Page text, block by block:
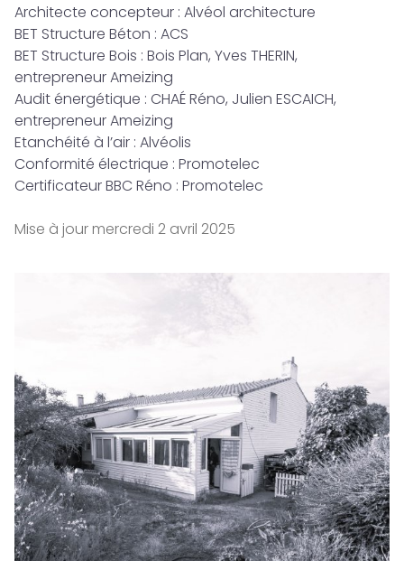
Architecte concepteur : Alvéol architecture
BET Structure Béton : ACS
BET Structure Bois : Bois Plan, Yves THERIN,
entrepreneur Ameizing
Audit énergétique : CHAÉ Réno, Julien ESCAICH,
entrepreneur Ameizing
Etanchéité à l’air : Alvéolis
Conformité électrique : Promotelec
Certificateur BBC Réno : Promotelec
Mise à jour mercredi 2 avril 2025